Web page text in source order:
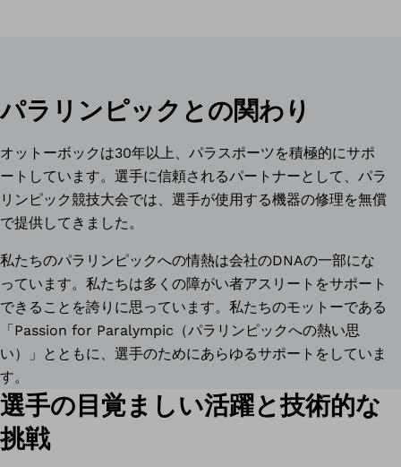
パラリンピックとの関わり
オットーボックは30年以上、パラスポーツを積極的にサポ
ートしています。選手に信頼されるパートナーとして、パラ
リンピック競技大会では、選手が使用する機器の修理を無償
で提供してきました。
私たちのパラリンピックへの情熱は会社のDNAの一部にな
っています。私たちは多くの障がい者アスリートをサポート
できることを誇りに思っています。私たちのモットーである
「Passion for Paralympic（パラリンピックへの熱い思
い）」とともに、選手のためにあらゆるサポートをしていま
す。
選手の目覚ましい活躍と技術的な
挑戦